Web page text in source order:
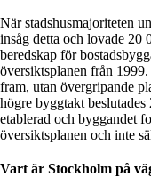
När stadshusmajoriteten
insåg detta och lovade 20
beredskap för
översiktsplanen från
fram, utan övergripande
högre byggtakt
etablerad och byggandet
översiktsplanen och inte
Vart är Stockholm på